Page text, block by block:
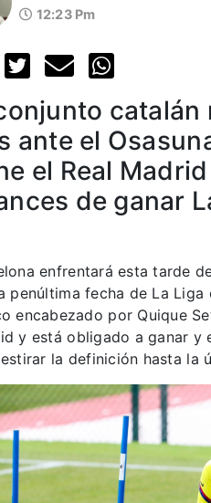
12:23 Pm
catalán
ante el
el Real
de ganar
enfrentará esta tarde
penúltima fecha de La
encabezado por Quique
y está obligado a ganar y
la definición hasta la